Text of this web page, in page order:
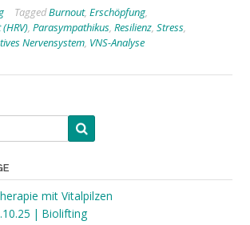
TaggedBurnout, Erschöpfung,
, Parasympathikus, Resilienz, Stress,
Nervensystem, VNS-Analyse
mit Vitalpilzen
| Biolifting